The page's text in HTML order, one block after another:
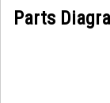
Parts